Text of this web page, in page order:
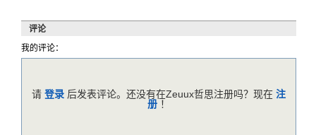
评论
我的评论：
请 登录 后发表评论。还没有在Zeuux哲思注册吗？现在 注
册 ！